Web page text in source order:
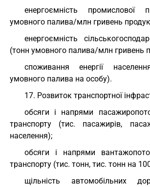
енергоємність промислової
умовного палива/млн гривень
енергоємність
(тонн умовного палива/млн гривень
споживання енергії
умовного палива на особу).
17. Розвиток транспортної
обсяги і напрями
транспорту (тис. пасажирів,
населення);
обсяги і напрями
транспорту (тис. тонн, тис. тонн на
щільність автомобільних